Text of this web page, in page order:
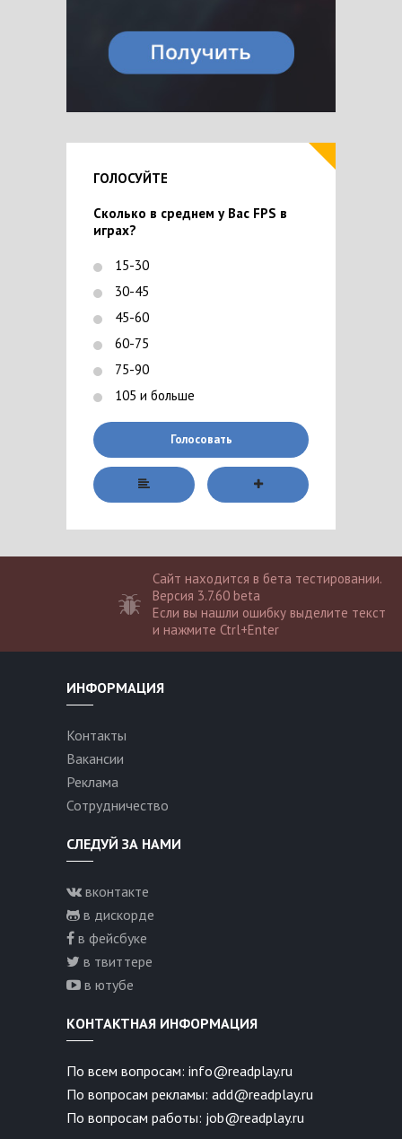
ГОЛОСУЙТЕ
Сколько в среднем у Вас FPS в
играх?
15-30
30-45
45-60
60-75
75-90
105 и больше
Голосовать
Сайт находится в бета тестировании.
Версия 3.7.60 beta
Если вы нашли ошибку выделите текст
и нажмите Ctrl+Enter
ИНФОРМАЦИЯ
Контакты
Вакансии
Реклама
Сотрудничество
СЛЕДУЙ ЗА НАМИ
вконтакте
в дискорде
в фейсбуке
в твиттере
в ютубе
КОНТАКТНАЯ ИНФОРМАЦИЯ
По всем вопросам: info@readplay.ru
По вопросам рекламы: add@readplay.ru
По вопросам работы: job@readplay.ru